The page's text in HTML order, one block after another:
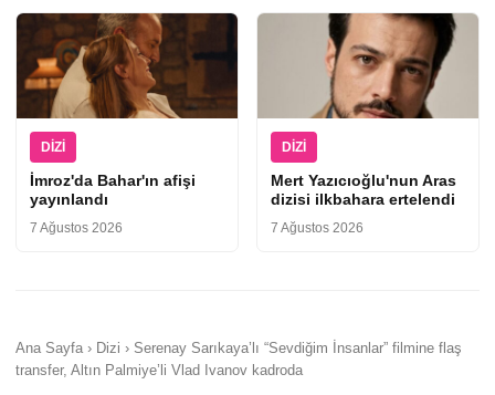
DIZI
İmroz'da Bahar'ın afişi
yayınlandı
7 Ağustos 2026
DIZI
Mert Yazıcıoğlu'nun Aras
dizisi ilkbahara ertelendi
7 Ağustos 2026
Ana Sayfa › Dizi › Serenay Sarıkaya’lı “Sevdiğim İnsanlar” filmine flaş
transfer, Altın Palmiye’li Vlad Ivanov kadroda